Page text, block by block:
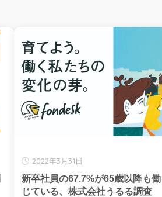
2022年3月31日
新卒社員の67.7%が65歳以降も
じている、株式会社うるる調査